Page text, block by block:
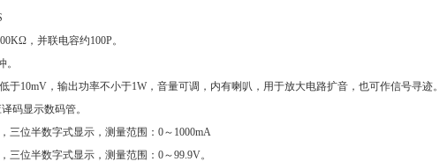
，并联电容约100P。
于10mV，输出功率不小于1W，音量可调，内有喇叭，用于放大电路扩音，也可作信号寻迹。
码显示数码管。
三位半数字式显示，测量范围：0～1000mA
三位半数字式显示，测量范围：0～99.9V。